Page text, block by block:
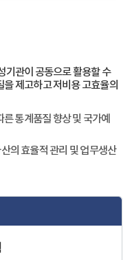
기관이 공동으로 활용할 수
제고하고 저비용 고효율의
통계품질 향상 및 국가예
의 효율적 관리 및 업무생산